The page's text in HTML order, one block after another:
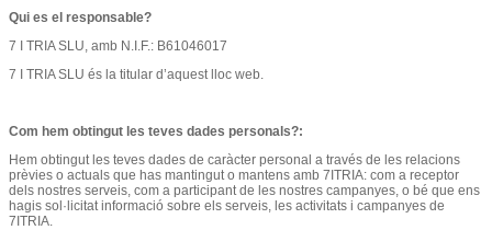
Qui es el responsable?
7 I TRIA SLU, amb N.I.F.: B61046017
7 I TRIA SLU és la titular d’aquest lloc web.
Com hem obtingut les teves dades personals?:
Hem obtingut les teves dades de caràcter personal a través de les relacions
prèvies o actuals que has mantingut o mantens amb 7ITRIA: com a receptor
dels nostres serveis, com a participant de les nostres campanyes, o bé que ens
hagis sol·licitat informació sobre els serveis, les activitats i campanyes de
7ITRIA.